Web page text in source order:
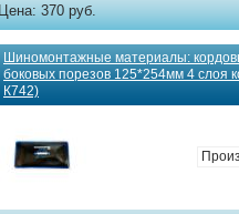
Цена: 370 руб.
Шиномонтажные материалы:
боковых порезов 125*254мм 4 слоя
К742)